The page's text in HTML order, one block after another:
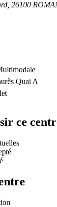
26100
Quai A
ce